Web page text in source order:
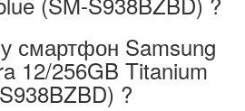
смартфон Samsung
12/256GB Titanium
?